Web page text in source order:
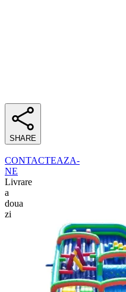
SHARE
CONTACTEAZA-
NE
Livrare
a
doua
zi